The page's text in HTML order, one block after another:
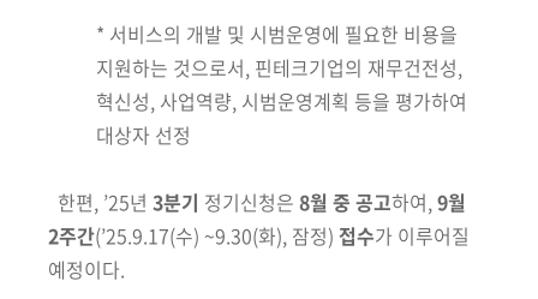
* 서비스의 개발 및 시범운영에 필요한 비용을
지원하는 것으로서, 핀테크기업의 재무건전성,
혁신성, 사업역량, 시범운영계획 등을 평가하여
대상자 선정
한편, ’25년 3분기 정기신청은 8월 중 공고하여,9월
2주간(’25.9.17(수) ~9.30(화), 잠정) 접수가 이루어질
예정이다.